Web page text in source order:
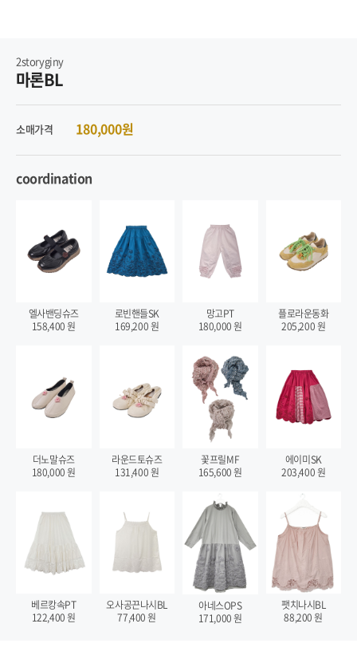
2storyginy
마론BL
소매가격 180,000원
coordination
엘사밴딩슈즈
158,400원
로빈핸들SK
169,200원
망고PT
180,000원
플로라운동화
205,200원
더노말슈즈
180,000원
라운드토슈즈
131,400원
꽃프릴MF
165,600원
에이미SK
203,400원
베르캉속PT
122,400원
오사공끈나시BL
77,400원
아네스OPS
171,000원
팻치나시BL
88,200원